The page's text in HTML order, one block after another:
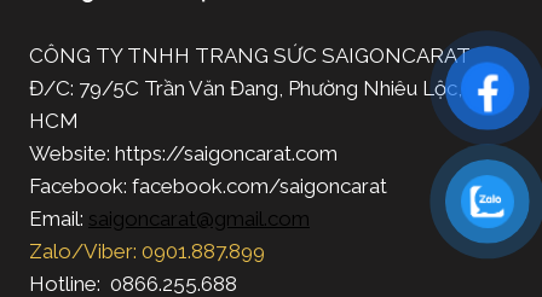
CÔNG TY TNHH TRANG SỨC SAIGONCARAT
Đ/C: 79/5C Trần Văn Đang, Phường Nhiêu Lộc, TP.
HCM
Website: https://saigoncarat.com
Facebook: facebook.com/saigoncarat
Email: saigoncarat@gmail.com
Zalo/Viber: 0901.887.899
Hotline: 0866.255.688